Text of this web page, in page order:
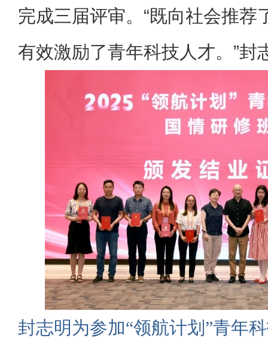
完成三届评审。“既向社会推荐
有效激励了青年科技人才。”封
封志明为参加“领航计划”青年